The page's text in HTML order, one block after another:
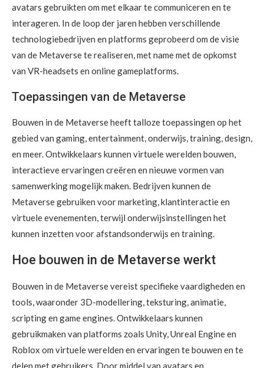
avatars gebruikten om met elkaar te communiceren en te
interageren. In de loop der jaren hebben verschillende
technologiebedrijven en platforms geprobeerd om de visie
van de Metaverse te realiseren, met name met de opkomst
van VR-headsets en online gameplatforms.
Toepassingen van de Metaverse
Bouwen in de Metaverse heeft talloze toepassingen op het
gebied van gaming, entertainment, onderwijs, training, design,
en meer. Ontwikkelaars kunnen virtuele werelden bouwen,
interactieve ervaringen creëren en nieuwe vormen van
samenwerking mogelijk maken. Bedrijven kunnen de
Metaverse gebruiken voor marketing, klantinteractie en
virtuele evenementen, terwijl onderwijsinstellingen het
kunnen inzetten voor afstandsonderwijs en training.
Hoe bouwen in de Metaverse werkt
Bouwen in de Metaverse vereist specifieke vaardigheden en
tools, waaronder 3D-modellering, teksturing, animatie,
scripting en game engines. Ontwikkelaars kunnen
gebruikmaken van platforms zoals Unity, Unreal Engine en
Roblox om virtuele werelden en ervaringen te bouwen en te
delen met gebruikers. Door middel van avatars en